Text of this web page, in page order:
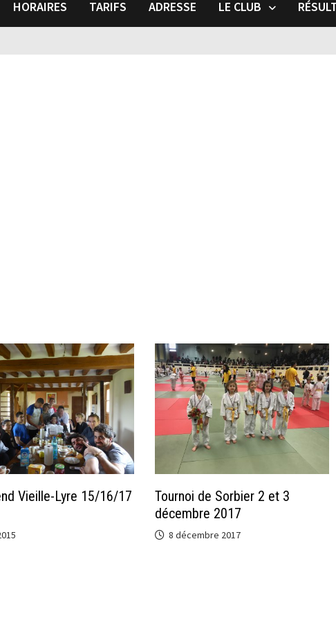
HORAIRES TARIFS ADRESSE LE CLUB
Vieille-Lyre 15/16/17
Tournoi de Sorbier 2 et 3
décembre 2017
8 décembre 2017